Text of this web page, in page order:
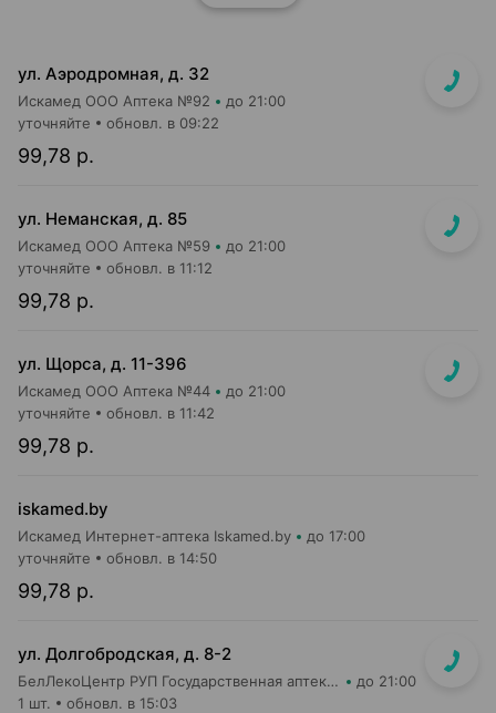
ул. Аэродромная, д. 32
Искамед ООО Аптека №92 до 21:00
99,78 р.
уточняйте обновл. в 09:22
ул. Неманская, д. 85
Искамед ООО Аптека №59 до 21:00
99,78 р.
уточняйте обновл. в 11:12
ул. Щорса, д. 11-396
Искамед ООО Аптека №44 до 21:00
99,78 р.
уточняйте обновл. в 11:42
iskamed.by
Искамед Интернет-аптека Iskamed.by до 17:00
99,78 р.
уточняйте обновл. в 14:50
ул. Долгобродская, д. 8-2
БелЛекоЦентр РУП Государственная аптека №39 до 21:00
1 шт. обновл. в 15:03